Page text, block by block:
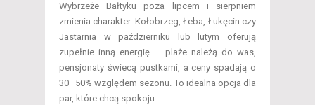
Wybrzeże Bałtyku poza lipcem i sierpniem
zmienia charakter. Kołobrzeg, Łeba, Łukęcin czy
Jastarnia w październiku lub lutym oferują
zupełnie inną energię – plaże należą do was,
pensjonaty świecą pustkami, a ceny spadają o
30–50% względem sezonu. To idealna opcja dla
par, które chcą spokoju.